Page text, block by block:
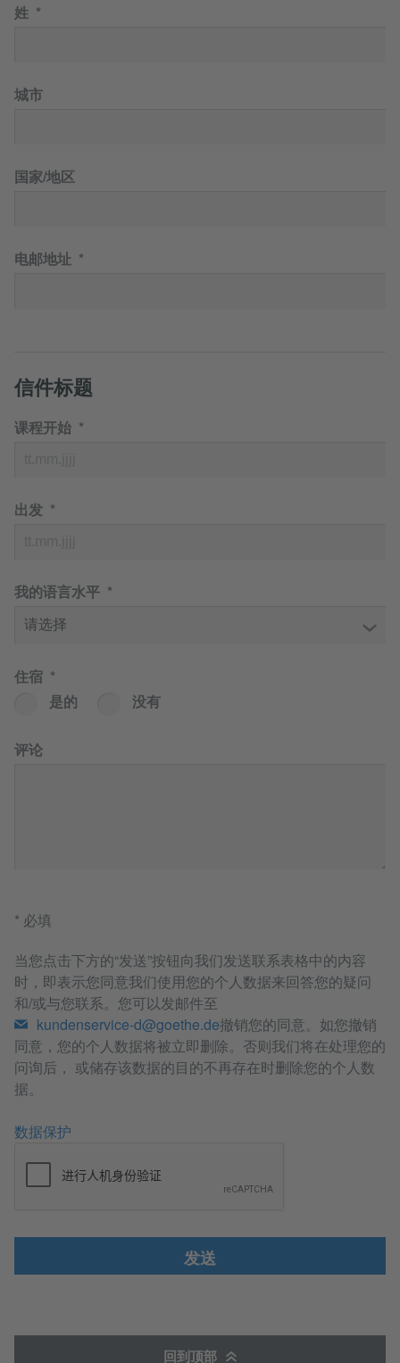
姓
城市
国家/地区
电邮地址
信件标题
课程开始
出发
我的语言水平
住宿
是的
没有
评论
* 必填
当您点击下方的“发送”按钮向我们发送联系表格中的内容
时，即表示您同意我们使用您的个人数据来回答您的疑问
和/或与您联系。您可以发邮件至
kundenservice-d@goethe.de撤销您的同意。如您撤销
同意，您的个人数据将被立即删除。否则我们将在处理您的
问询后， 或储存该数据的目的不再存在时删除您的个人数
据。
数据保护
发送
回到顶部